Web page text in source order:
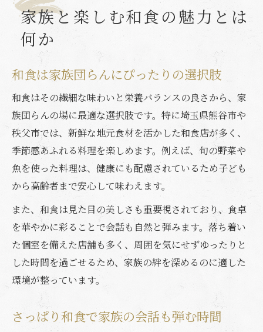
家族と楽しむ和食の魅力とは
何か
和食は家族団らんにぴったりの選択肢
和食はその繊細な味わいと栄養バランスの良さから、家
族団らんの場に最適な選択肢です。特に埼玉県熊谷市や
秩父市では、新鮮な地元食材を活かした和食店が多く、
季節感あふれる料理を楽しめます。例えば、旬の野菜や
魚を使った料理は、健康にも配慮されているため子ども
から高齢者まで安心して味わえます。
また、和食は見た目の美しさも重要視されており、食卓
を華やかに彩ることで会話も自然と弾みます。落ち着い
た個室を備えた店舗も多く、周囲を気にせずゆったりと
した時間を過ごせるため、家族の絆を深めるのに適した
環境が整っています。
さっぱり和食で家族の会話も弾む時間